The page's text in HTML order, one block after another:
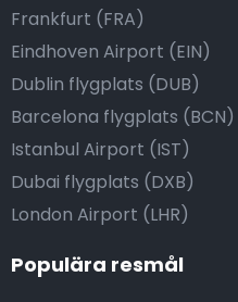
Frankfurt (FRA)
Eindhoven Airport (EIN)
Dublin flygplats (DUB)
Barcelona flygplats (BCN)
Istanbul Airport (IST)
Dubai flygplats (DXB)
London Airport (LHR)
Populära resmål